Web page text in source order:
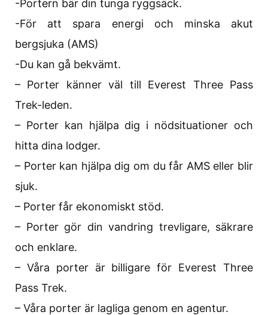
-Portern bär din tunga ryggsäck.
-För att spara energi och minska akut
bergsjuka (AMS)
-Du kan gå bekvämt.
– Porter känner väl till Everest Three Pass
Trek-leden.
– Porter kan hjälpa dig i nödsituationer och
hitta dina lodger.
– Porter kan hjälpa dig om du får AMS eller blir
sjuk.
– Porter får ekonomiskt stöd.
– Porter gör din vandring trevligare, säkrare
och enklare.
– Våra porter är billigare för Everest Three
Pass Trek.
– Våra porter är lagliga genom en agentur.